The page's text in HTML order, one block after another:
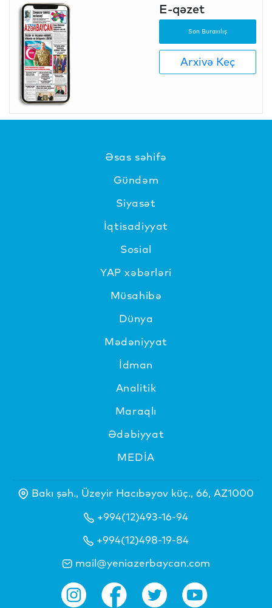
E-qəzet
Son Buraxılış
Arxivə Keç
Əsas səhifə
Gündəm
Siyasət
İqtisadiyyat
Sosial
YAP xəbərləri
Müsahibə
Dünya
Mədəniyyat
İdman
Analitik
Maraqlı
Ədəbiyyat
MEDİA
Bakı şəh., Üzeyir Hacıbəyov küç., 66, AZ1000
+994(12)493-16-94
+994(12)498-19-84
mail@yeniazerbaycan.com